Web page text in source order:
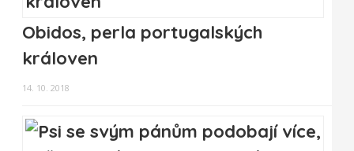
Obidos, perla portugalských
královen
14. 10. 2018